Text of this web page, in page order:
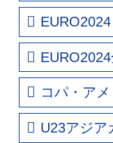
コパ・ア
U23アジア